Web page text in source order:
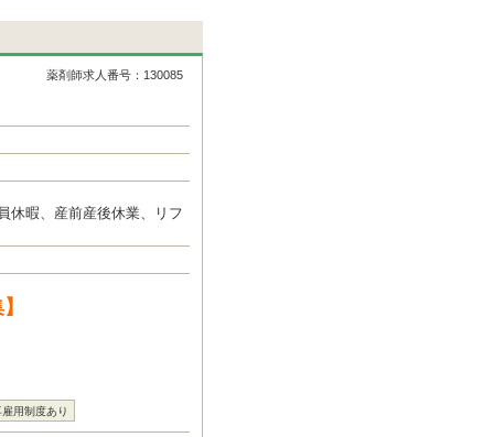
薬剤師求人番号：130085
休暇、産前産後休業、リフ
雇用制度あり